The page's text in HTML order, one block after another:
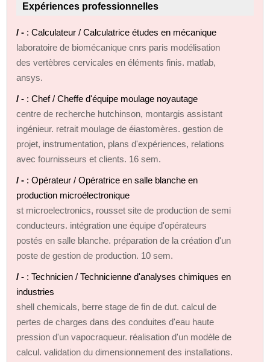
Expériences professionnelles
/ - : Calculateur / Calculatrice études en mécanique
laboratoire de biomécanique cnrs paris modélisation
des vertèbres cervicales en éléments finis. matlab,
ansys.
/ - : Chef / Cheffe d'équipe moulage noyautage
centre de recherche hutchinson, montargis assistant
ingénieur. retrait moulage de éiastomères. gestion de
projet, instrumentation, plans d'expériences, relations
avec fournisseurs et clients. 16 sem.
/ - : Opérateur / Opératrice en salle blanche en
production microélectronique
st microelectronics, rousset site de production de semi
conducteurs. intégration une équipe d'opérateurs
postés en salle blanche. préparation de la création d'un
poste de gestion de production. 10 sem.
/ - : Technicien / Technicienne d'analyses chimiques en
industries
shell chemicals, berre stage de fin de dut. calcul de
pertes de charges dans des conduites d'eau haute
pression d'un vapocraqueur. réalisation d'un modèle de
calcul. validation du dimensionnement des installations.